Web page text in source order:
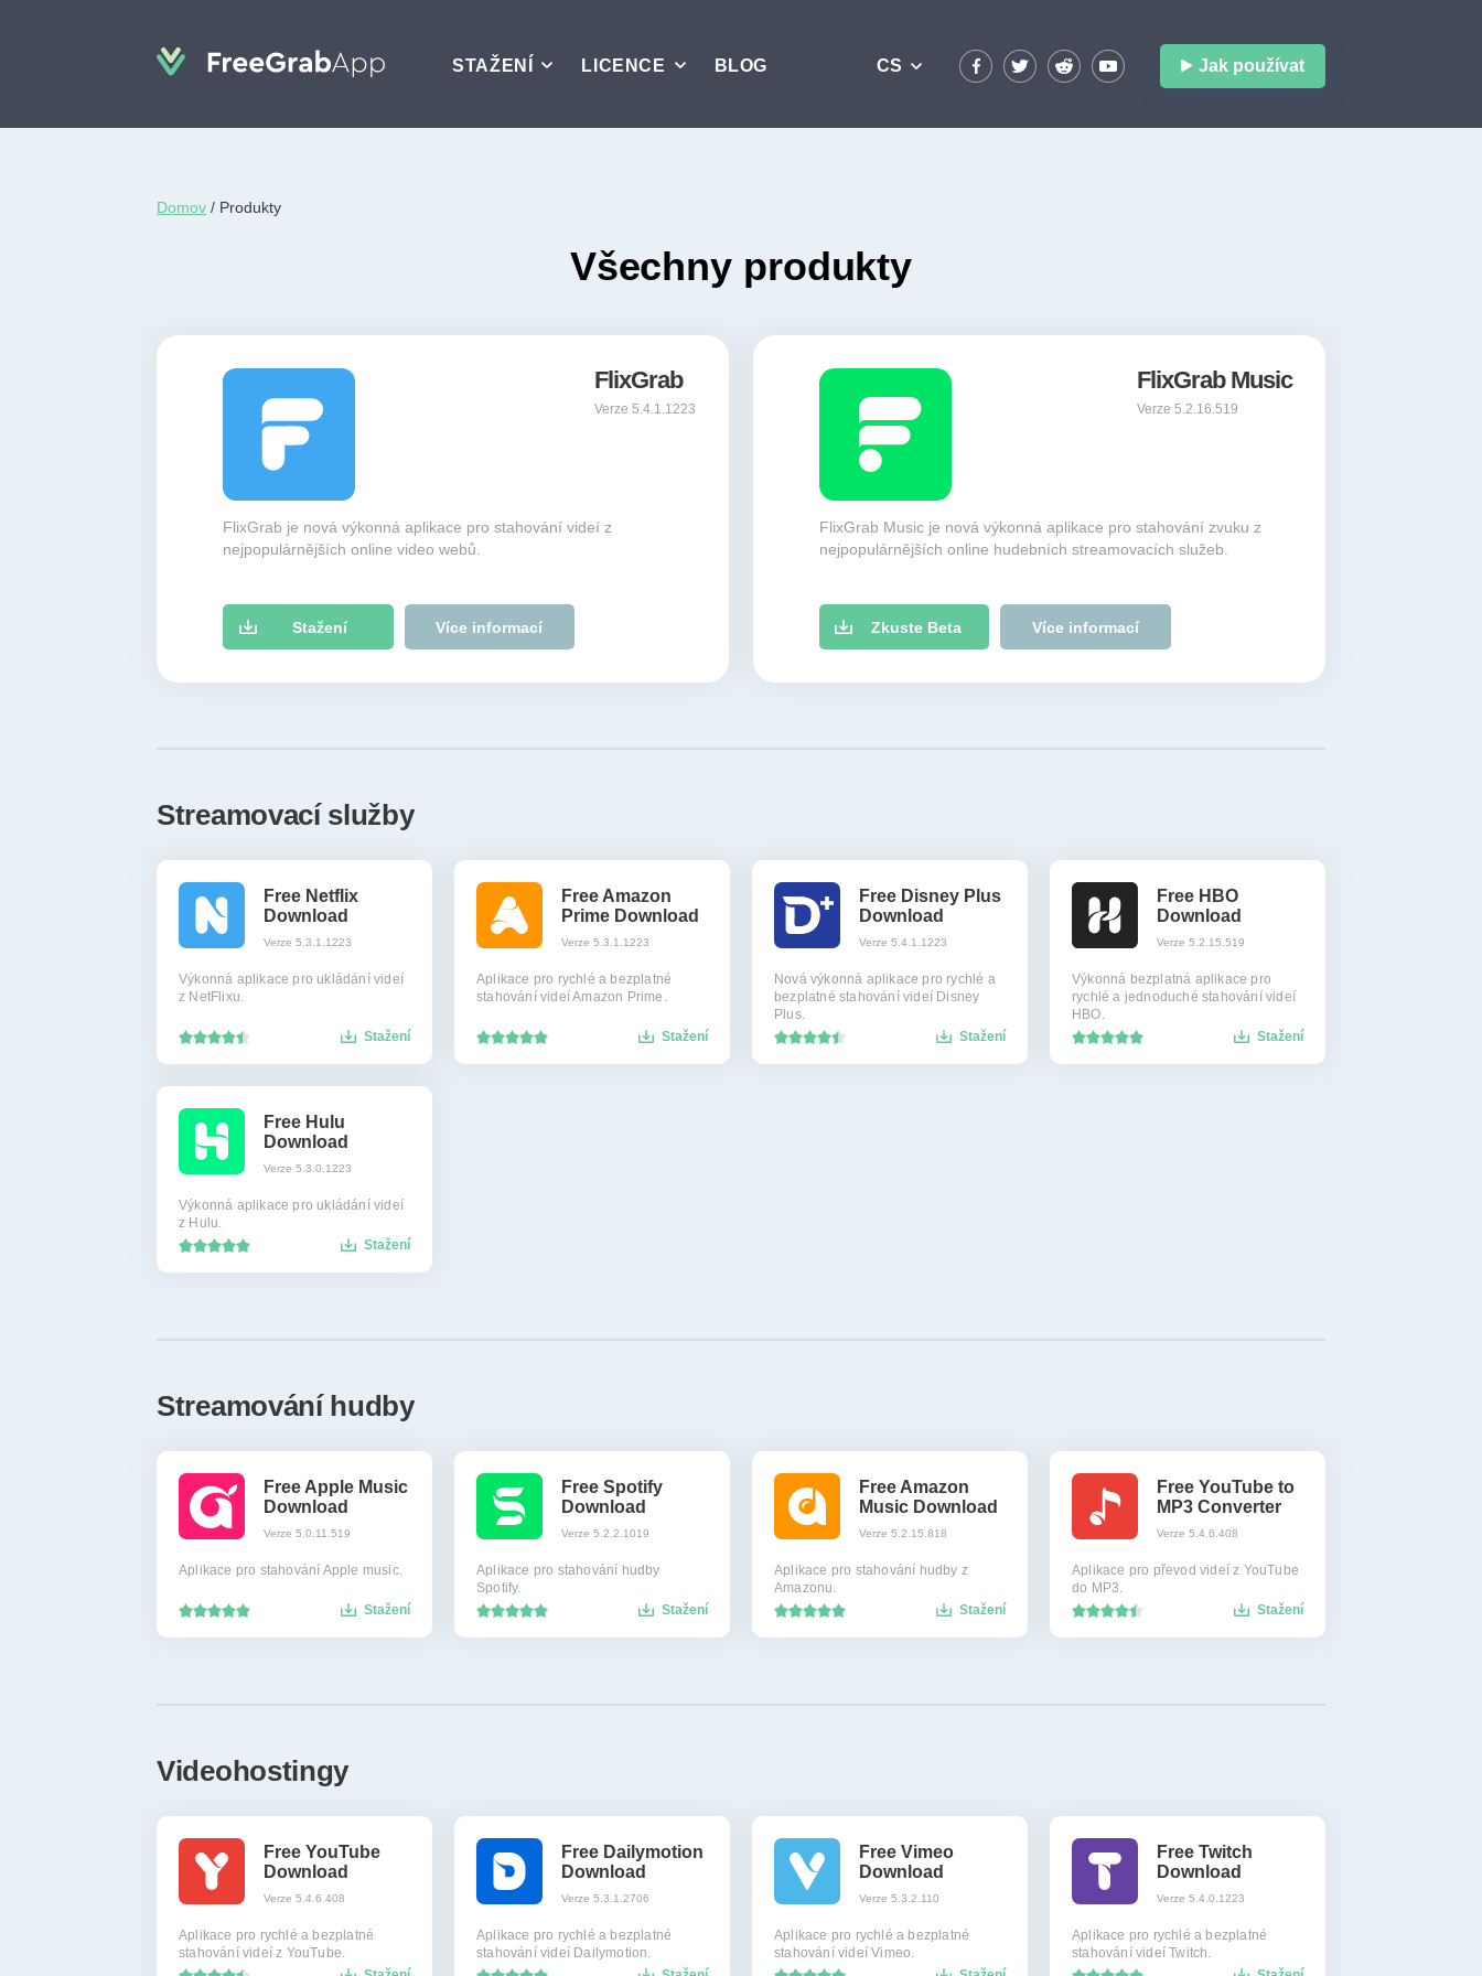
STAŽENÍ LICENCE BLOG CS Jak používat
Domov / Produkty
Všechny produkty
FlixGrab
Verze 5.4.1.1223
FlixGrab je nová výkonná aplikace pro stahování videí z
nejpopulárnějších online video webů.
Stažení Více informací
FlixGrab Music
Verze 5.2.16.519
FlixGrab Music je nová výkonná aplikace pro stahování zvuku z
nejpopulárnějších online hudebních streamovacích služeb.
Zkuste Beta Více informací
Streamovací služby
Free Netflix
Download
Verze 5.3.1.1223
Výkonná aplikace pro ukládání videí
z NetFlixu.
Stažení
Free Amazon
Prime Download
Verze 5.3.1.1223
Aplikace pro rychlé a bezplatné
stahování videí Amazon Prime.
Stažení
Free Disney Plus
Download
Verze 5.4.1.1223
Nová výkonná aplikace pro rychlé a
bezplatné stahování videí Disney
Plus.
Stažení
Free HBO
Download
Verze 5.2.15.519
Výkonná bezplatná aplikace pro
rychlé a jednoduché stahování videí
HBO.
Stažení
Free Hulu
Download
Verze 5.3.0.1223
Výkonná aplikace pro ukládání videí
z Hulu.
Stažení
Streamování hudby
Free Apple Music
Download
Verze 5.0.11.519
Aplikace pro stahování Apple music.
Stažení
Free Spotify
Download
Verze 5.2.2.1019
Aplikace pro stahování hudby
Spotify.
Stažení
Free Amazon
Music Download
Verze 5.2.15.818
Aplikace pro stahování hudby z
Amazonu.
Stažení
Free YouTube to
MP3 Converter
Verze 5.4.6.408
Aplikace pro převod videí z YouTube
do MP3.
Stažení
Videohostingy
Free YouTube
Download
Verze 5.4.6.408
Aplikace pro rychlé a bezplatné
stahování videí z YouTube.
Free Dailymotion
Download
Verze 5.3.1.2706
Aplikace pro rychlé a bezplatné
stahování videí Dailymotion.
Free Vimeo
Download
Verze 5.3.2.110
Aplikace pro rychlé a bezplatné
stahování videí Vimeo.
Free Twitch
Download
Verze 5.4.0.1223
Aplikace pro rychlé a bezplatné
stahování videí Twitch.